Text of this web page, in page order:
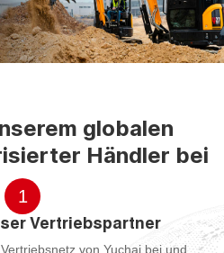
globalen
Händler bei
1
Vertriebspartner
von Yuchai bei und